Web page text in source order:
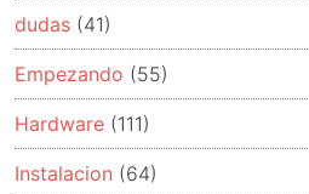
dudas (41)
Empezando (55)
Hardware (111)
Instalacion (64)